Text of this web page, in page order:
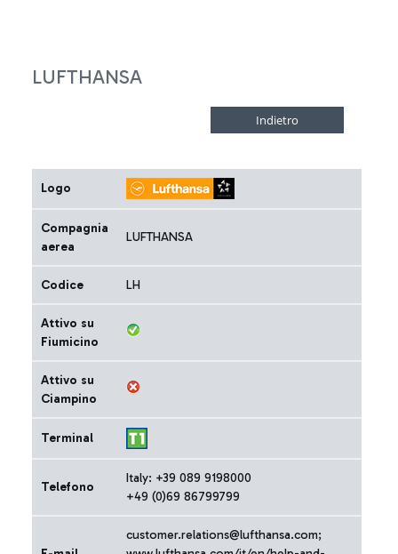
LUFTHANSA
Logo
Compagnia
aerea
LUFTHANSA
Codice LH
Attivo su
Fiumicino
Attivo su
Ciampino
Terminal
Telefono
Italy: +39 089 9198000
+49 (0)69 86799799
customer.relations@lufthansa.com;